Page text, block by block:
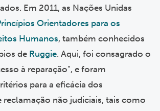
Em 2011, as Nações Unidas
Orientadores para os
Humanos, também conhecidos
de Ruggie. Aqui, foi consagrado o
à reparação", e foram
para a eficácia dos
reclamação não judiciais, tais como